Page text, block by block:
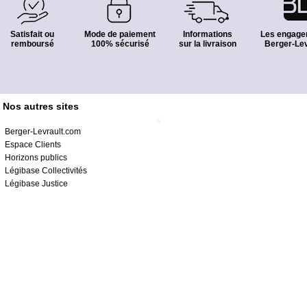
Satisfait ou
remboursé
Mode de paiement
100% sécurisé
Informations
sur la livraison
Les
Berger-
Nos autres sites
Berger-Levrault.com
Espace Clients
Horizons publics
Légibase Collectivités
Légibase Justice